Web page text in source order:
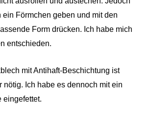
ein Förmchen geben und mit den
Form drücken. Ich habe mich
entschieden.
mit Antihaft-Beschichtung ist
nötig. Ich habe es dennoch mit ein
eingefettet.